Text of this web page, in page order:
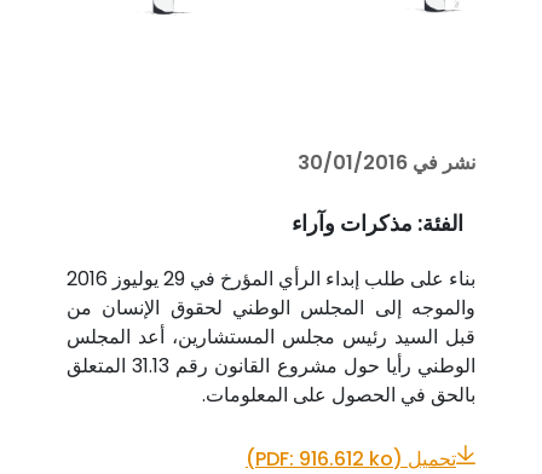
نشر في 30/01/2016
الفئة: مذكرات وآراء
بناء على طلب إبداء الرأي المؤرخ في 29 يوليوز 2016
والموجه إلى المجلس الوطني لحقوق الإنسان من
قبل السيد رئيس مجلس المستشارين، أعد المجلس
الوطني رأيا حول مشروع القانون رقم 31.13 المتعلق
بالحق في الحصول على المعلومات.
تحميل (PDF: 916.612 ko)